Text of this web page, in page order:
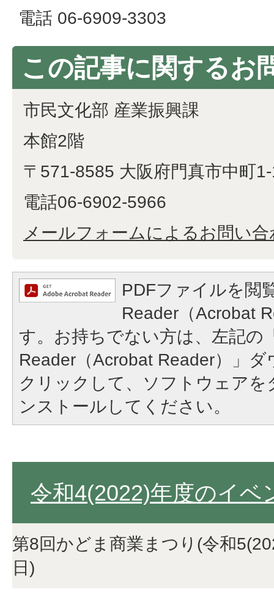
電話 06-6909-3303
この記事に関するお
市民文化部 産業振興課
本館2階
〒571-8585 大阪府門真市中町
電話06-6902-5966
メールフォームによるお問い合
PDFファイルを閲
Reader（Acrobat
す。お持ちでない方は、左記の
Reader（Acrobat Reader）」
クリックして、ソフトウェア
ンストールしてください。
令和4(2022)年度のイベ
第8回かどま商業まつり(令和
日)